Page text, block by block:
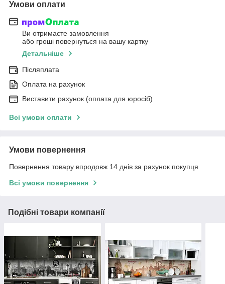
Умови оплати
Ви отримаєте замовлення
або гроші повернуться на вашу картку
Детальніше
Післяплата
Оплата на рахунок
Виставити рахунок (оплата для юросіб)
Всі умови оплати
Умови повернення
Повернення товару впродовж 14 днів за рахунок покупця
Всі умови повернення
Подібні товари компанії